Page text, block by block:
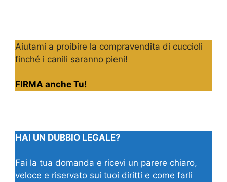
Aiutami a proibire la compravendita di cuccioli
finché i canili saranno pieni!
FIRMA anche Tu!
HAI UN DUBBIO LEGALE?
Fai la tua domanda e ricevi un parere chiaro,
veloce e riservato sui tuoi diritti e come farli